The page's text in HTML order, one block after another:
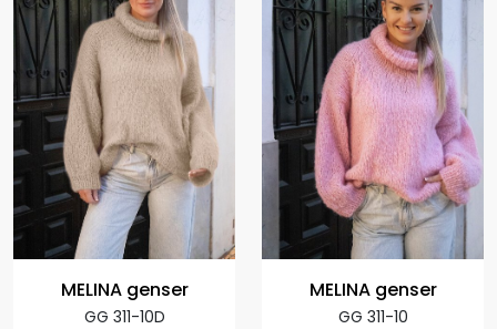
MELINA genser
GG 311-10D
MELINA genser
GG 311-10